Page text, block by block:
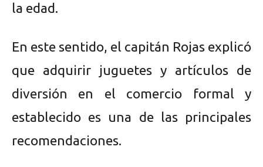
la edad.
En este sentido, el capitán Rojas explicó
que adquirir juguetes y artículos de
diversión en el comercio formal y
establecido es una de las principales
recomendaciones.